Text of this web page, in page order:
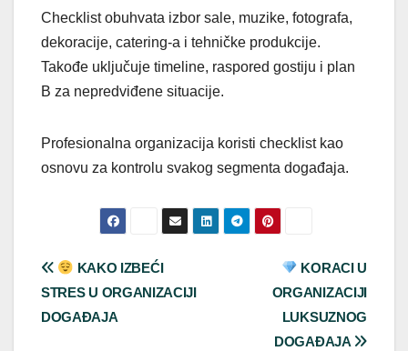
Checklist obuhvata izbor sale, muzike, fotografa,
dekoracije, catering-a i tehničke produkcije.
Takođe uključuje timeline, raspored gostiju i plan
B za nepredviđene situacije.
Profesionalna organizacija koristi checklist kao
osnovu za kontrolu svakog segmenta događaja.
Post
navigation
KORACI U
ORGANIZACIJI
LUKSUZNOG
DOGAĐAJA
KAKO IZBEĆI
STRES U ORGANIZACIJI
DOGAĐAJA